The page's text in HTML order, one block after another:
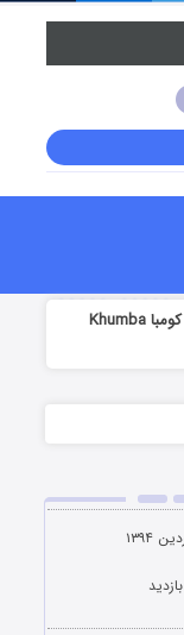
دانلود انیمیشن کومبا Khumba